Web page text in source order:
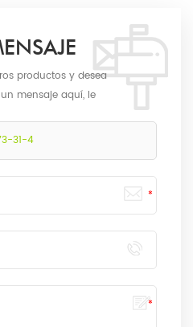
productos y desea
mensaje aquí, le
31-4